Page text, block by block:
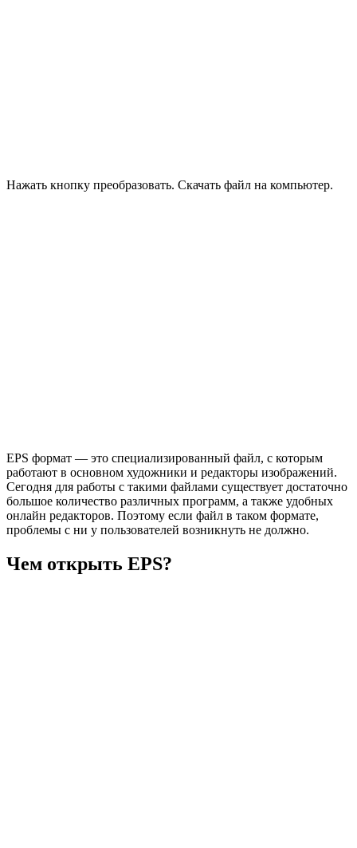
Нажать кнопку преобразовать. Скачать файл на компьютер.
EPS формат — это специализированный файл, с которым
работают в основном художники и редакторы изображений.
Сегодня для работы с такими файлами существует достаточно
большое количество различных программ, а также удобных
онлайн редакторов. Поэтому если файл в таком формате,
проблемы с ни у пользователей возникнуть не должно.
Чем открыть EPS?